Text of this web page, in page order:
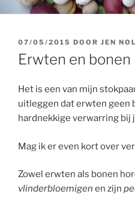
GEPLAATST
OP
07/05/2015 DOOR JEN
Erwten en bonen
Het is een van mijn
uitleggen dat erwten geen
hardnekkige verwarring
Mag ik er even kort over
Zowel erwten als bonen
vlinderbloemigen en zijn